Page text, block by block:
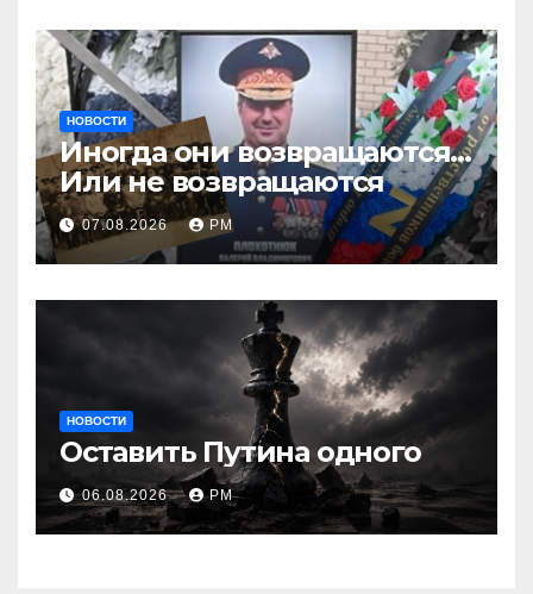
НОВОСТИ
Иногда они возвращаются…
Или не возвращаются
07.08.2026 РМ
НОВОСТИ
Оставить Путина одного
06.08.2026 РМ